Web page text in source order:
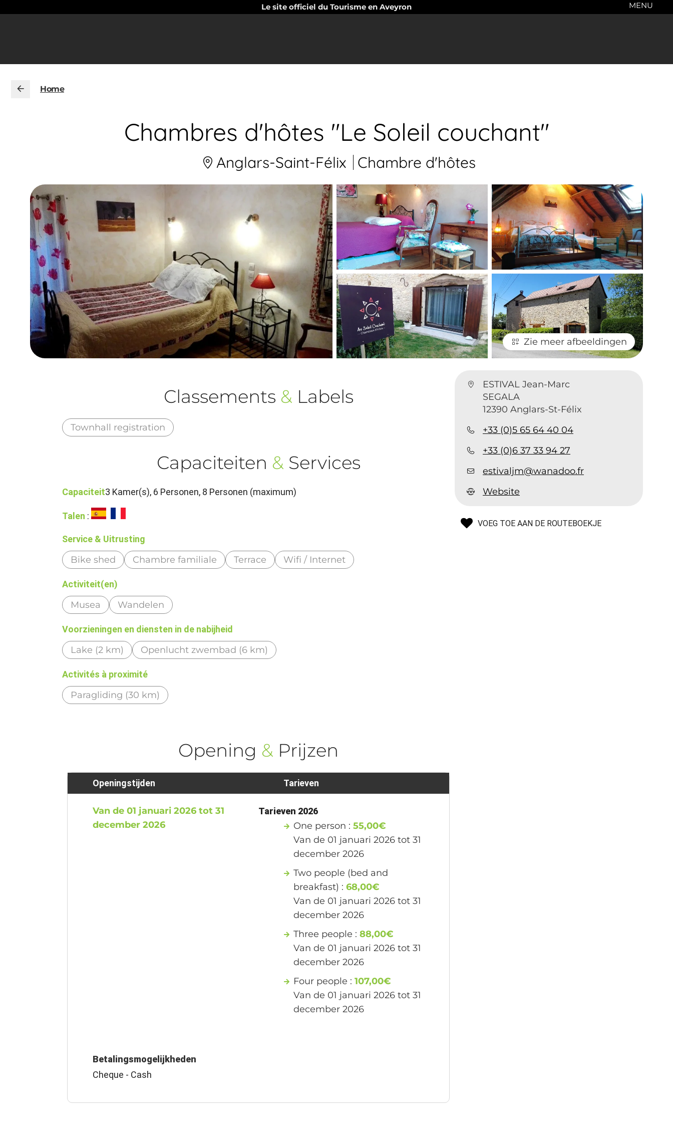
Le site officiel du Tourisme en Aveyron MENU
Home
Chambres d'hôtes "Le Soleil couchant"
Anglars-Saint-Félix Chambre d'hôtes
Zie meer afbeeldingen
ESTIVAL Jean-Marc
SEGALA
12390 Anglars-St-Félix
+33 (0)5 65 64 40 04
+33 (0)6 37 33 94 27
estivaljm@wanadoo.fr
Website
VOEG TOE AAN DE ROUTEBOEKJE
Classements & Labels
Townhall registration
Capaciteiten & Services
Capaciteit3 Kamer(s), 6 Personen, 8 Personen (maximum)
Talen :
Service & Uitrusting
Bike shed Chambre familiale Terrace Wifi / Internet
Activiteit(en)
Musea Wandelen
Voorzieningen en diensten in de nabijheid
Lake (2 km) Openlucht zwembad (6 km)
Activités à proximité
Paragliding (30 km)
Opening & Prijzen
Openingstijden
Van de 01 januari 2026 tot 31
december 2026
Tarieven
Tarieven 2026
One person :55,00€
Van de 01 januari 2026 tot 31
december 2026
Two people (bed and
breakfast) :68,00€
Van de 01 januari 2026 tot 31
december 2026
Three people :88,00€
Van de 01 januari 2026 tot 31
december 2026
Four people :107,00€
Van de 01 januari 2026 tot 31
december 2026
Betalingsmogelijkheden
Cheque - Cash